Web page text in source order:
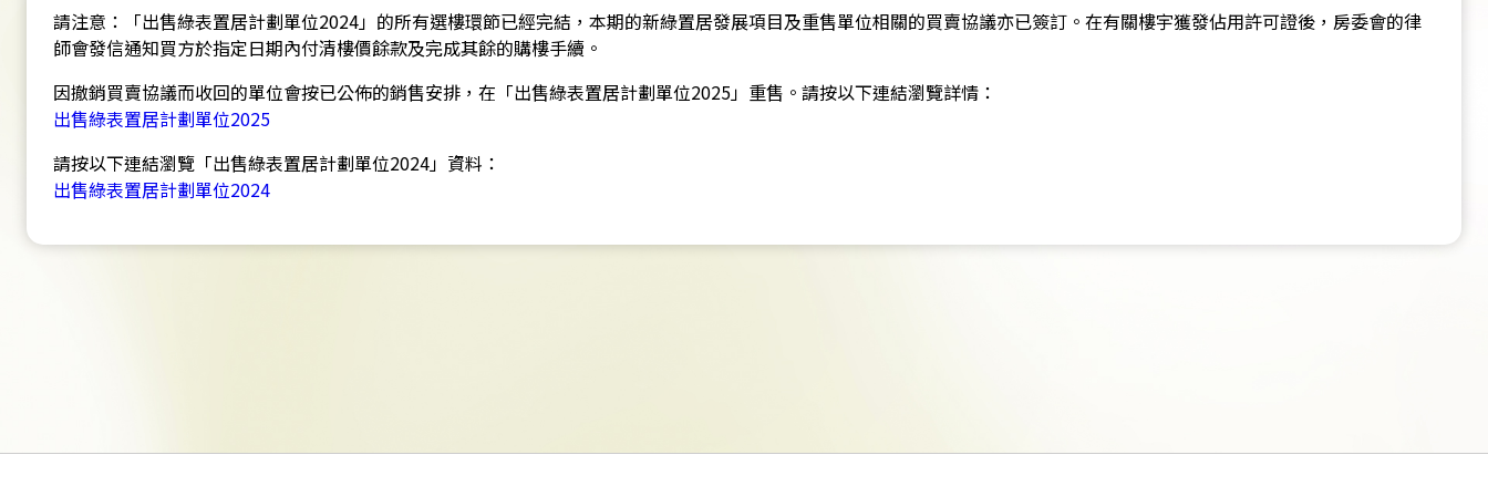
請注意：「出售綠表置居計劃單位2024」的所有選樓環節已經完結，本期的新綠置居發展項目及重售單位相關的買賣協議亦已簽訂。在有關樓宇獲發佔用許可證後，房委會的律
師會發信通知買方於指定日期內付清樓價餘款及完成其餘的購樓手續。
因撤銷買賣協議而收回的單位會按已公佈的銷售安排，在「出售綠表置居計劃單位2025」重售。請按以下連結瀏覽詳情：
出售綠表置居計劃單位2025
請按以下連結瀏覽「出售綠表置居計劃單位2024」資料：
出售綠表置居計劃單位2024